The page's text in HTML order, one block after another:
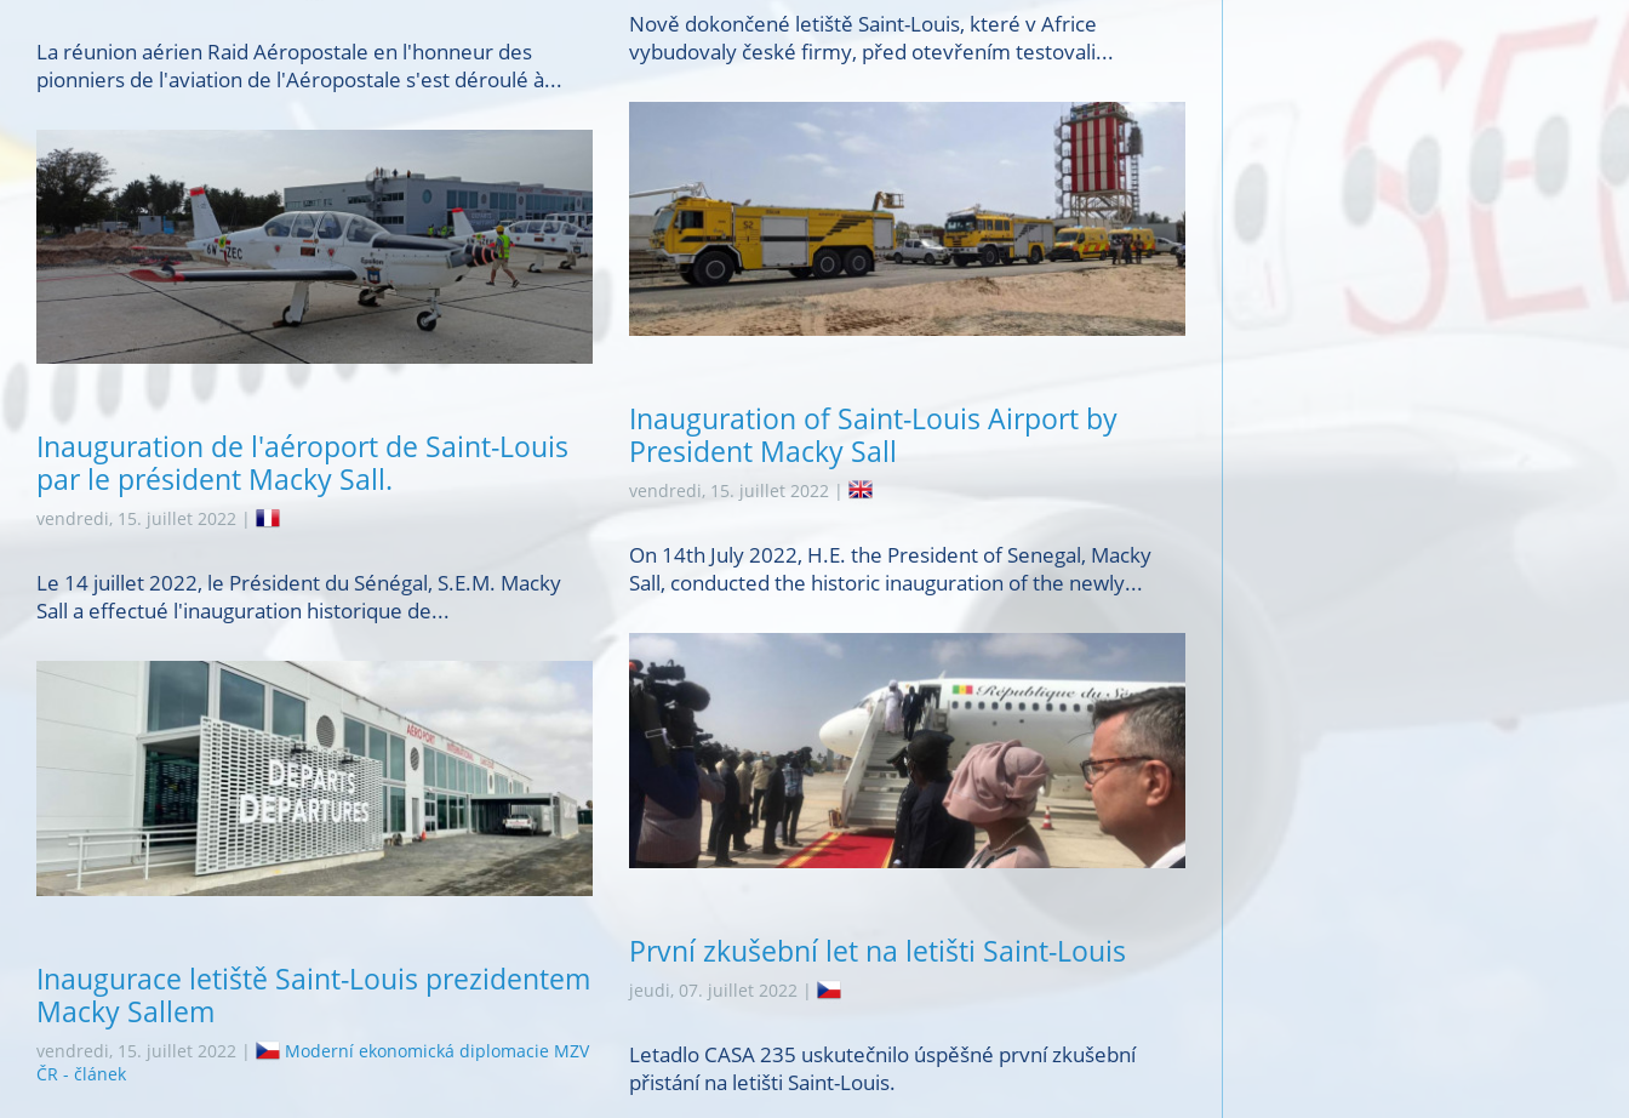
La réunion aérien Raid Aéropostale en l'honneur des
pionniers de l'aviation de l'Aéropostale s'est déroulé à...
Inauguration de l'aéroport de Saint-Louis
par le président Macky Sall.
vendredi, 15. juillet 2022 |
Le 14 juillet 2022, le Président du Sénégal, S.E.M. Macky
Sall a effectué l'inauguration historique de...
Inaugurace letiště Saint-Louis prezidentem
Macky Sallem
vendredi, 15. juillet 2022 |
Moderní ekonomická diplomacie MZV
ČR - článek
Nově dokončené letiště Saint-Louis, které v Africe
vybudovaly české firmy, před otevřením testovali...
Inauguration of Saint-Louis Airport by
President Macky Sall
vendredi, 15. juillet 2022 |
On 14th July 2022, H.E. the President of Senegal, Macky
Sall, conducted the historic inauguration of the newly...
První zkušební let na letišti Saint-Louis
jeudi, 07. juillet 2022 |
Letadlo CASA 235 uskutečnilo úspěšné první zkušební
přistání na letišti Saint-Louis.